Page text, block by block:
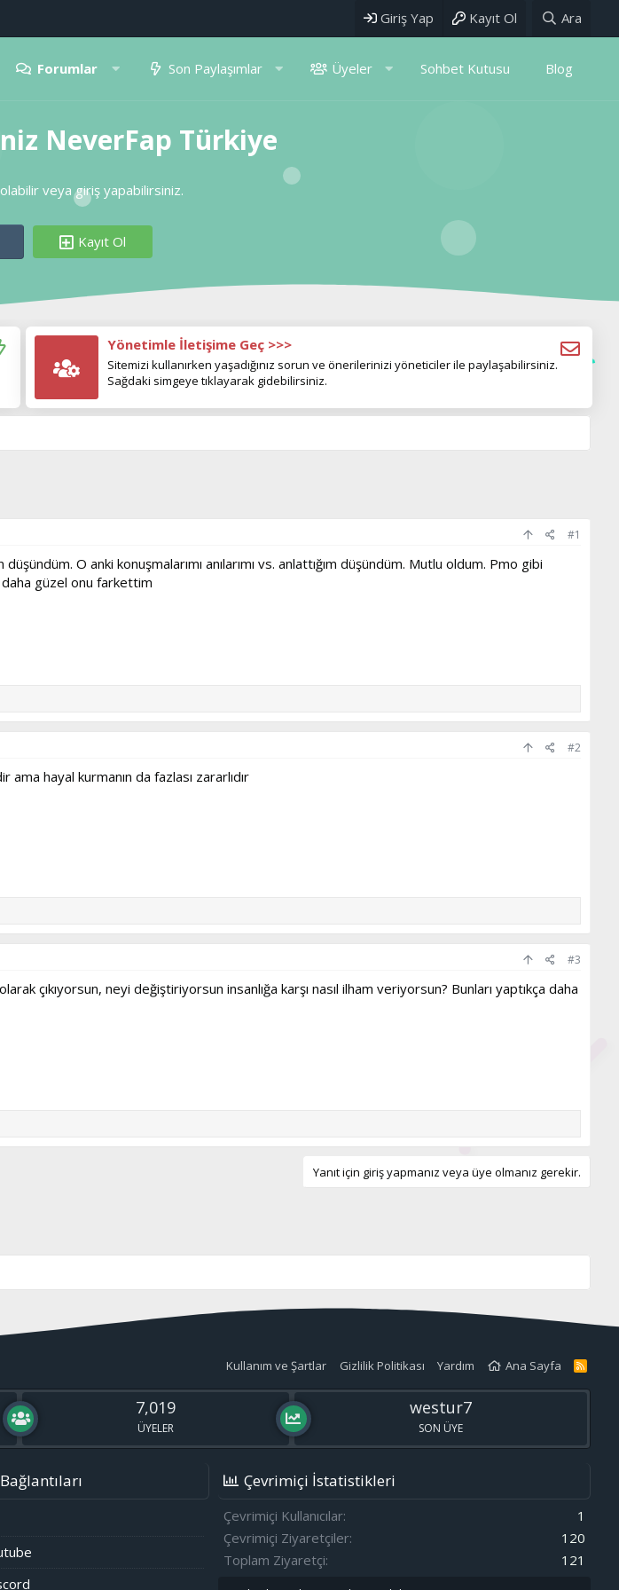
Giriş Yap Kayıt Ol Ara
Forumlar Son Paylaşımlar Üyeler Sohbet Kutusu Blog
NeverFap Türkiye
veya giriş yapabilirsiniz.
Kayıt Ol
Yönetimle İletişime Geç >>>
Sitemizi kullanırken yaşadığınız sorun ve önerilerinizi yöneticiler ile paylaşabilirsiniz.
Sağdaki simgeye tıklayarak gidebilirsiniz.
#1
O anki konuşmalarımı anılarımı vs. anlattığım düşündüm. Mutlu oldum. Pmo gibi
güzel onu farkettim
#2
hayal kurmanın da fazlası zararlıdır
#3
çıkıyorsun, neyi değiştiriyorsun insanlığa karşı nasıl ilham veriyorsun? Bunları yaptıkça daha
Yanıt için giriş yapmanız veya üye olmanız gerekir.
Kullanım ve Şartlar Gizlilik Politikası Yardım Ana Sayfa
R
S
7,019
ÜYELER
westur7
SON ÜYE
Çevrimiçi İstatistikleri
Çevrimiçi Kullanıcılar
1
Çevrimiçi Ziyaretçiler
120
Toplam Ziyaretçi
121